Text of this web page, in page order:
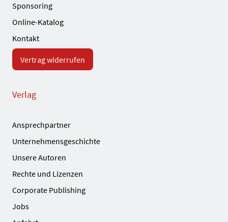
Sponsoring
Online-Katalog
Kontakt
Vertrag widerrufen
Verlag
Ansprechpartner
Unternehmensgeschichte
Unsere Autoren
Rechte und Lizenzen
Corporate Publishing
Jobs